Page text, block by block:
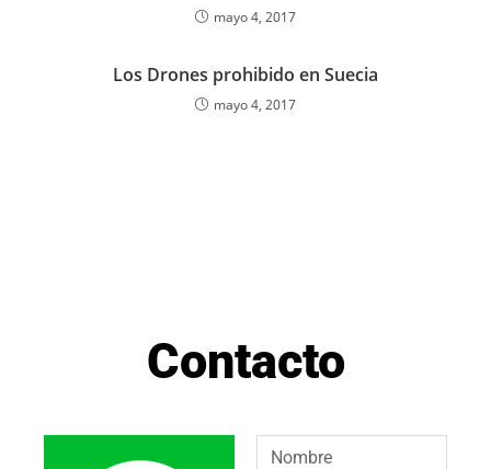
mayo 4, 2017
Los Drones prohibido en Suecia
mayo 4, 2017
Contacto